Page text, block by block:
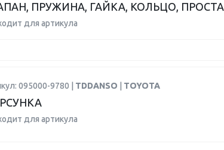
ПРУЖИНА, ГАЙКА, КОЛЬЦО,
для артикула
095000-9780 | TDDANSO TOYOTA
для артикула